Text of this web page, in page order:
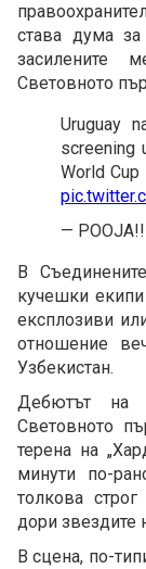
става дума
засилените
Световното
Uruguay
screening
World
—
В
кучешки
експлозиви
отношение
Узбекистан.
Дебютът на
Световното
терена на
минути по-
толкова
дори звездите
В сцена, по-